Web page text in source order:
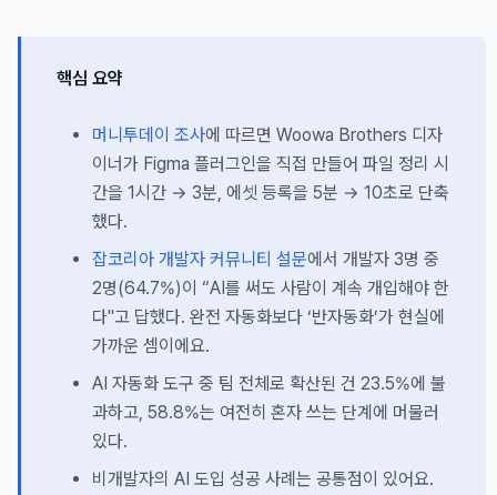
핵심 요약
머니투데이 조사에 따르면 Woowa Brothers 디자
이너가 Figma 플러그인을 직접 만들어 파일 정리 시
간을 1시간 → 3분, 에셋 등록을 5분 → 10초로 단축
했다.
잡코리아 개발자 커뮤니티 설문에서 개발자 3명 중
2명(64.7%)이 “AI를 써도 사람이 계속 개입해야 한
다"고 답했다. 완전 자동화보다 ‘반자동화’가 현실에
가까운 셈이에요.
AI 자동화 도구 중 팀 전체로 확산된 건 23.5%에 불
과하고, 58.8%는 여전히 혼자 쓰는 단계에 머물러
있다.
비개발자의 AI 도입 성공 사례는 공통점이 있어요.